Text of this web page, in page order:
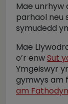
Mae unrhyw
parhaol neu
symudedd
Mae
o’r enwSut
Ymgeiswyr
gymwys am
am